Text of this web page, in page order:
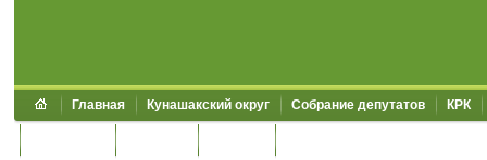
Главная Кунашакский округ Собрание депутатов КРК